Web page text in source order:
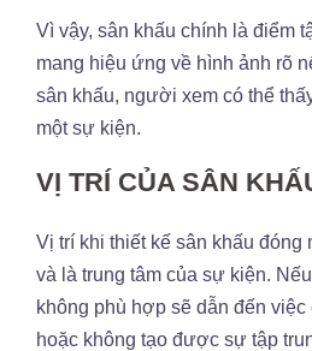
Vì vậy, sân khấu chính là điểm
mang hiệu ứng về hình ảnh rõ
sân khấu, người xem có thể
một sự kiện.
VỊ TRÍ CỦA SÂN
Vị trí khi thiết kế sân khấu đóng
và là trung tâm của sự kiện.
không phù hợp sẽ dẫn đến
hoặc không tạo được sự tập